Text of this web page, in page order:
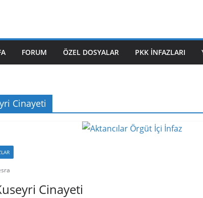
FORUM ÖZEL DOSYALAR PKK İNFAZLARI
Cinayeti
Cinayeti